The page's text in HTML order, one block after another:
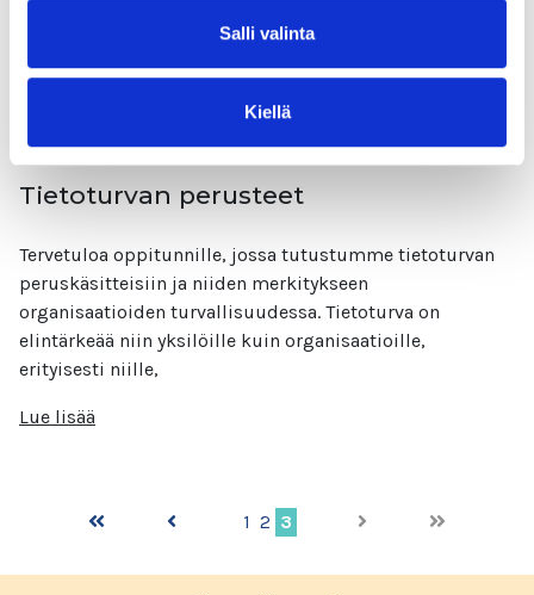
Salli valinta
Kiellä
Tietoturvan perusteet
Tervetuloa oppitunnille, jossa tutustumme tietoturvan
peruskäsitteisiin ja niiden merkitykseen
organisaatioiden turvallisuudessa. Tietoturva on
elintärkeää niin yksilöille kuin organisaatioille,
erityisesti niille,
Lue lisää
1 2 3